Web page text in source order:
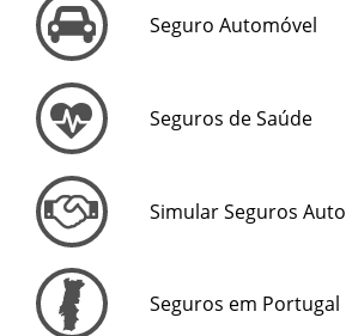
Seguro Automóvel
Seguros de Saúde
Simular Seguros Auto
Seguros em Portugal